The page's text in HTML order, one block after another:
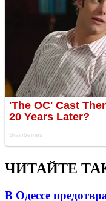
ЧИТАЙТЕ
В Одессе